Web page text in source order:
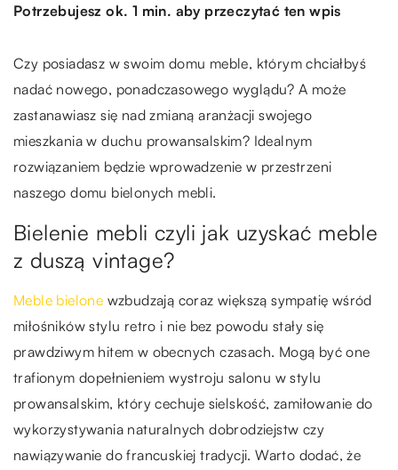
Potrzebujesz ok. 1 min. aby przeczytać ten wpis
Czy posiadasz w swoim domu meble, którym chciałbyś
nadać nowego, ponadczasowego wyglądu? A może
zastanawiasz się nad zmianą aranżacji swojego
mieszkania w duchu prowansalskim? Idealnym
rozwiązaniem będzie wprowadzenie w przestrzeni
naszego domu bielonych mebli.
Bielenie mebli czyli jak uzyskać meble
z duszą vintage?
Meble bielone wzbudzają coraz większą sympatię wśród
miłośników stylu retro i nie bez powodu stały się
prawdziwym hitem w obecnych czasach. Mogą być one
trafionym dopełnieniem wystroju salonu w stylu
prowansalskim, który cechuje sielskość, zamiłowanie do
wykorzystywania naturalnych dobrodziejstw czy
nawiązywanie do francuskiej tradycji. Warto dodać, że